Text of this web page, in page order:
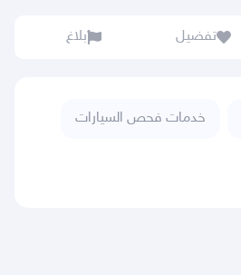
تفضيل بلاغ
خدمات فحص السيارات